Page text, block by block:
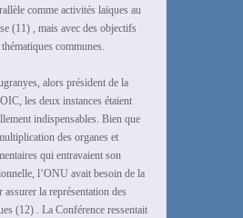
comme activités laïques au
(11) , mais avec des objectifs
communes.
alors président de la
les deux instances étaient
indispensables. Bien que
des organes et
qui entravaient son
l’ONU avait besoin de la
assurer la représentation des
(12) . La Conférence ressentait